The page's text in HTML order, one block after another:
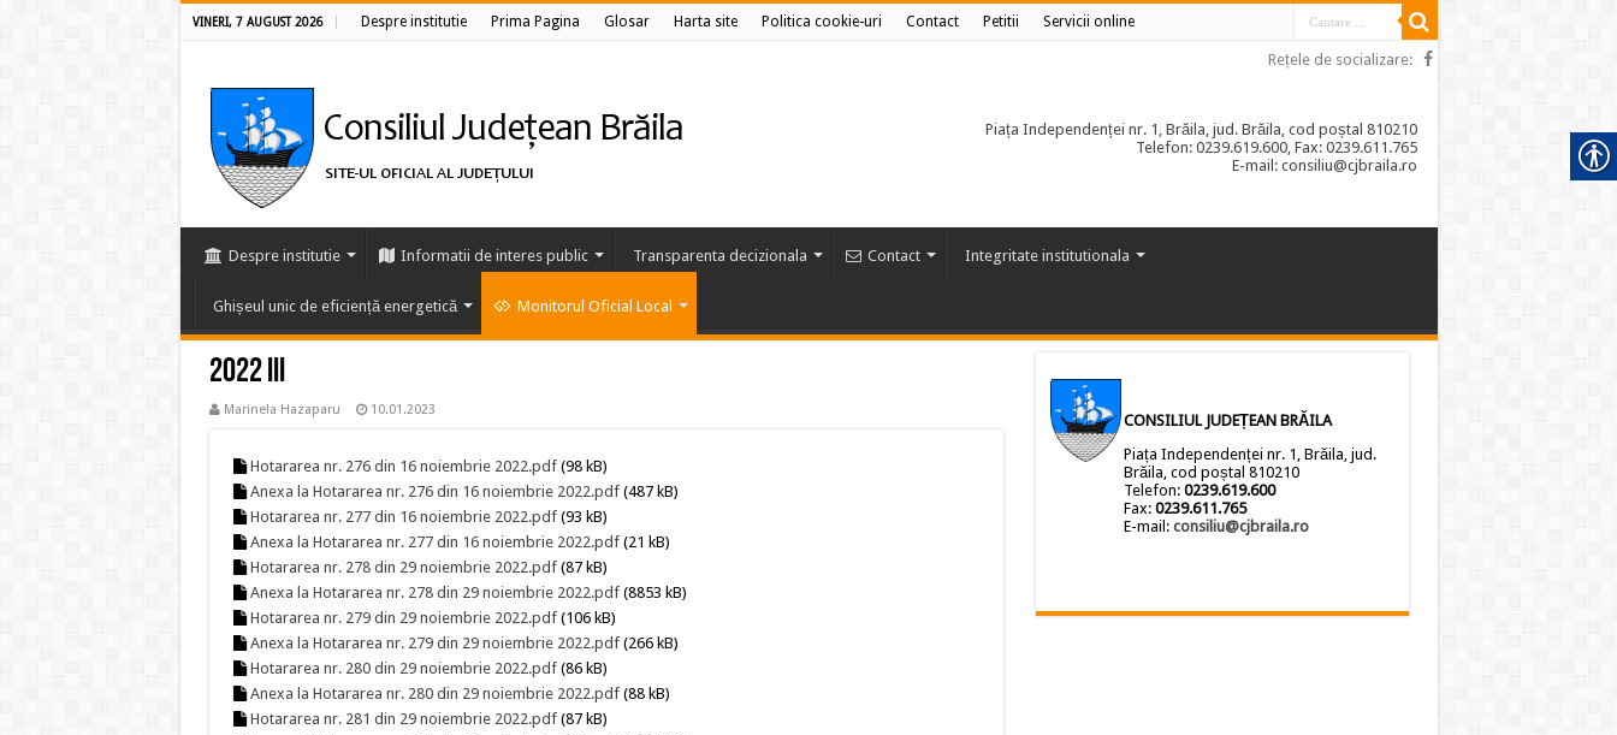
VINERI, 7 AUGUST 2026 Despre institutie Prima Pagina Glosar Harta site Politica cookie-uri Contact Petitii Servicii online
Rețele de socializare:
Piața Independenței nr. 1, Brăila, jud. Brăila, cod poștal 810210
Telefon: 0239.619.600, Fax: 0239.611.765
E-mail: consiliu@cjbraila.ro
Despre institutie Informatii de interes public Transparenta decizionala Contact Integritate institutionala
Ghișeul unic de eficiență energetică Monitorul Oficial Local
2022 III
Marinela Hazaparu 10.01.2023
Hotararea nr. 276 din 16 noiembrie 2022.pdf(98 kB)
Anexa la Hotararea nr. 276 din 16 noiembrie 2022.pdf(487 kB)
Hotararea nr. 277 din 16 noiembrie 2022.pdf(93 kB)
Anexa la Hotararea nr. 277 din 16 noiembrie 2022.pdf(21 kB)
Hotararea nr. 278 din 29 noiembrie 2022.pdf(87 kB)
Anexa la Hotararea nr. 278 din 29 noiembrie 2022.pdf(8853 kB)
Hotararea nr. 279 din 29 noiembrie 2022.pdf(106 kB)
Anexa la Hotararea nr. 279 din 29 noiembrie 2022.pdf(266 kB)
Hotararea nr. 280 din 29 noiembrie 2022.pdf(86 kB)
Anexa la Hotararea nr. 280 din 29 noiembrie 2022.pdf(88 kB)
Hotararea nr. 281 din 29 noiembrie 2022.pdf(87 kB)
CONSILIUL JUDEȚEAN BRĂILA
Piața Independenței nr. 1, Brăila, jud.
Brăila, cod poștal 810210
Telefon: 0239.619.600
Fax: 0239.611.765
E-mail: consiliu@cjbraila.ro